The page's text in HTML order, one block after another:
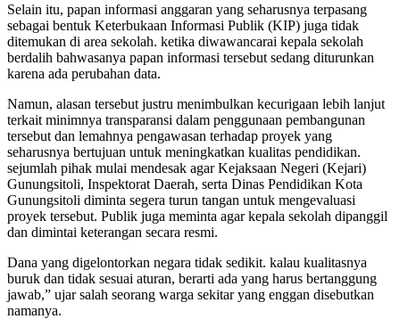
Selain itu, papan informasi anggaran yang seharusnya terpasang
sebagai bentuk Keterbukaan Informasi Publik (KIP) juga tidak
ditemukan di area sekolah. ketika diwawancarai kepala sekolah
berdalih bahwasanya papan informasi tersebut sedang diturunkan
karena ada perubahan data.
Namun, alasan tersebut justru menimbulkan kecurigaan lebih lanjut
terkait minimnya transparansi dalam penggunaan pembangunan
tersebut dan lemahnya pengawasan terhadap proyek yang
seharusnya bertujuan untuk meningkatkan kualitas pendidikan.
sejumlah pihak mulai mendesak agar Kejaksaan Negeri (Kejari)
Gunungsitoli, Inspektorat Daerah, serta Dinas Pendidikan Kota
Gunungsitoli diminta segera turun tangan untuk mengevaluasi
proyek tersebut. Publik juga meminta agar kepala sekolah dipanggil
dan dimintai keterangan secara resmi.
Dana yang digelontorkan negara tidak sedikit. kalau kualitasnya
buruk dan tidak sesuai aturan, berarti ada yang harus bertanggung
jawab,” ujar salah seorang warga sekitar yang enggan disebutkan
namanya.